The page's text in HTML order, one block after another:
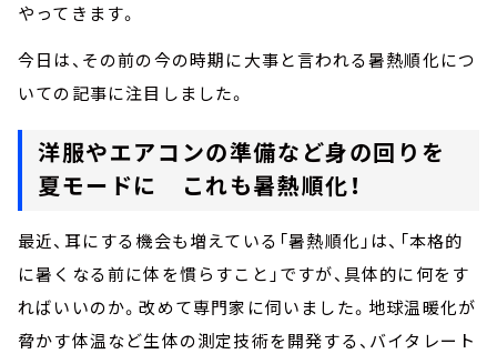
やってきます。
今日は、その前の今の時期に大事と言われる暑熱順化につ
いての記事に注目しました。
洋服やエアコンの準備など身の回りを
夏モードに これも暑熱順化！
最近、耳にする機会も増えている「暑熱順化」は、「本格的
に暑くなる前に体を慣らすこと」ですが、具体的に何をす
ればいいのか。改めて専門家に伺いました。地球温暖化が
脅かす体温など生体の測定技術を開発する、バイタレート